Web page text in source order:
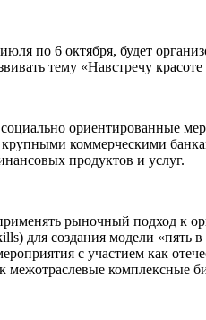
по 6 октября, будет
тему «Навстречу
ориентированные
коммерческими
продуктов и услуг.
рыночный подход к
для создания модели «пять
с участием как
межотраслевые комплексные